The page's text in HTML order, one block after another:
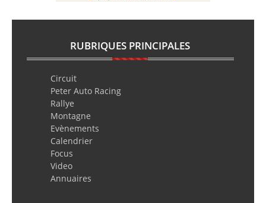
RUBRIQUES PRINCIPALES
Circuit
Peter Auto Racing
Rallye
Montagne
Evènements
Calendrier
Focus
Video
Annuaires